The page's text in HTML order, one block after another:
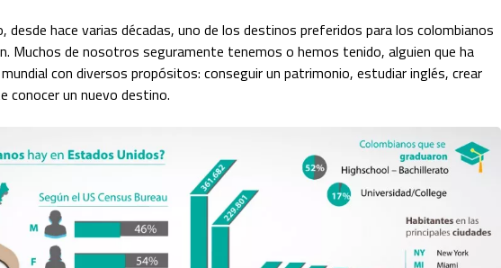
desde hace varias décadas, uno de los destinos preferidos para los colombianos
Muchos de nosotros seguramente tenemos o hemos tenido, alguien que ha
con diversos propósitos: conseguir un patrimonio, estudiar inglés, crear
conocer un nuevo destino.